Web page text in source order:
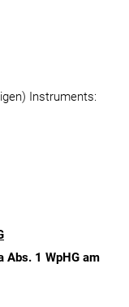
Instruments:
Abs. 1 WpHG am